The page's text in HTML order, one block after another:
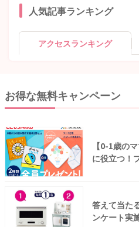
人気記事ランキング
アクセスランキング
お得な無料キャンペーン
【0-1歳の
に役立つ！
答えて当た
ンケート実